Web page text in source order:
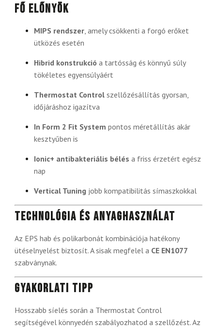
Fő előnyök
MIPS rendszer , amely csökkenti a forgó erőket
ütközés esetén
Hibrid konstrukció a tartósság és könnyű súly
tökéletes egyensúlyáért
Thermostat Control szellőzésállítás gyorsan,
időjáráshoz igazítva
In Form 2 Fit System pontos méretállítás akár
kesztyűben is
Ionic+ antibakteriális bélés a friss érzetért egész
nap
Vertical Tuning jobb kompatibilitás símaszkokkal
Technológia és anyaghasználat
Az EPS hab és polikarbonát kombinációja hatékony
ütéselnyelést biztosít. A sisak megfelel a CE EN1077
szabványnak.
Gyakorlati tipp
Hosszabb síelés során a Thermostat Control
segítségével könnyedén szabályozhatod a szellőzést. Az